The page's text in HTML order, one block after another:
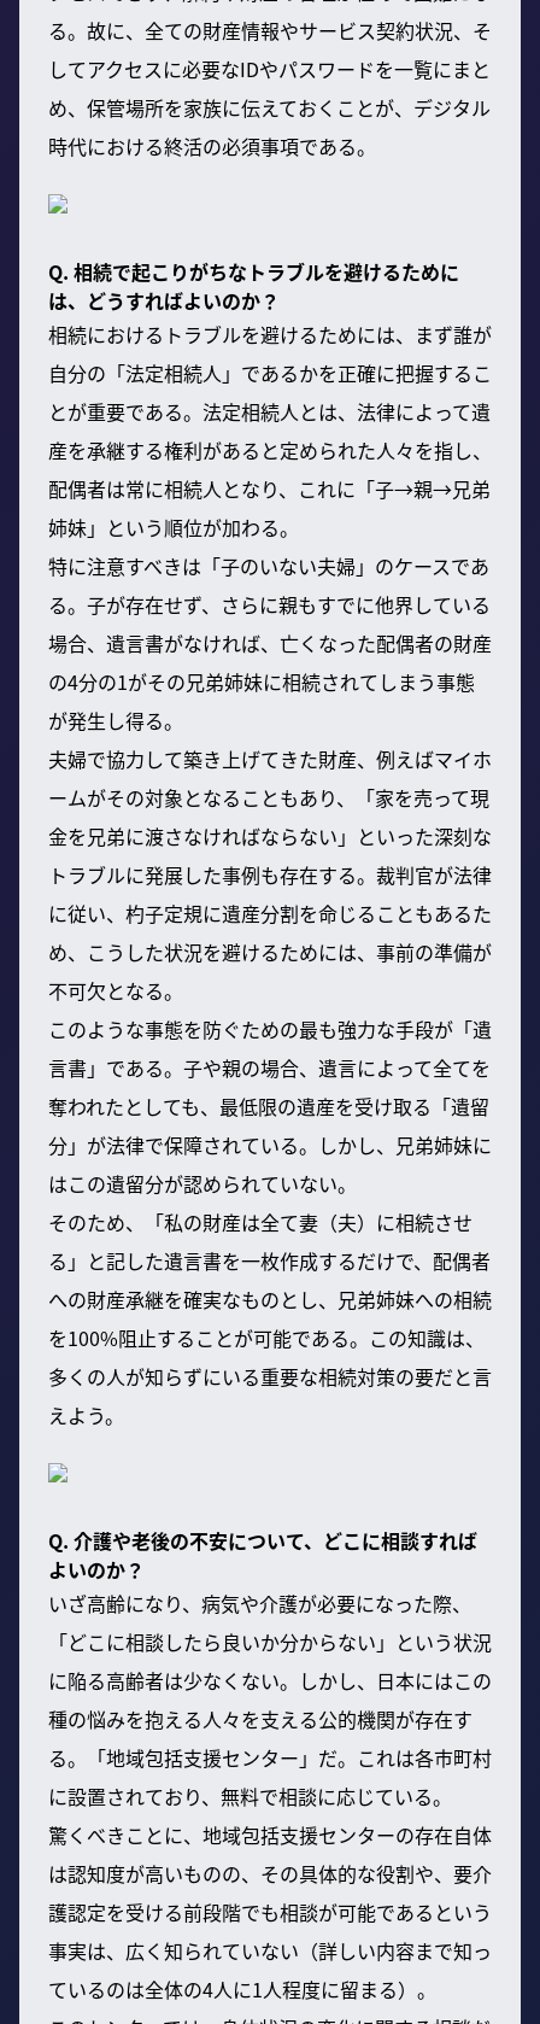
る。故に、全ての財産情報やサービス契約状況、そ
してアクセスに必要なIDやパスワードを一覧にまと
め、保管場所を家族に伝えておくことが、デジタル
時代における終活の必須事項である。
Q. 相続で起こりがちなトラブルを避けるために
は、どうすればよいのか？
相続におけるトラブルを避けるためには、まず誰が
自分の「法定相続人」であるかを正確に把握するこ
とが重要である。法定相続人とは、法律によって遺
産を承継する権利があると定められた人々を指し、
配偶者は常に相続人となり、これに「子→親→兄弟
姉妹」という順位が加わる。
特に注意すべきは「子のいない夫婦」のケースであ
る。子が存在せず、さらに親もすでに他界している
場合、遺言書がなければ、亡くなった配偶者の財産
の4分の1がその兄弟姉妹に相続されてしまう事態
が発生し得る。
夫婦で協力して築き上げてきた財産、例えばマイホ
ームがその対象となることもあり、「家を売って現
金を兄弟に渡さなければならない」といった深刻な
トラブルに発展した事例も存在する。裁判官が法律
に従い、杓子定規に遺産分割を命じることもあるた
め、こうした状況を避けるためには、事前の準備が
不可欠となる。
このような事態を防ぐための最も強力な手段が「遺
言書」である。子や親の場合、遺言によって全てを
奪われたとしても、最低限の遺産を受け取る「遺留
分」が法律で保障されている。しかし、兄弟姉妹に
はこの遺留分が認められていない。
そのため、「私の財産は全て妻（夫）に相続させ
る」と記した遺言書を一枚作成するだけで、配偶者
への財産承継を確実なものとし、兄弟姉妹への相続
を100%阻止することが可能である。この知識は、
多くの人が知らずにいる重要な相続対策の要だと言
えよう。
Q. 介護や老後の不安について、どこに相談すれば
よいのか？
いざ高齢になり、病気や介護が必要になった際、
「どこに相談したら良いか分からない」という状況
に陥る高齢者は少なくない。しかし、日本にはこの
種の悩みを抱える人々を支える公的機関が存在す
る。「地域包括支援センター」だ。これは各市町村
に設置されており、無料で相談に応じている。
驚くべきことに、地域包括支援センターの存在自体
は認知度が高いものの、その具体的な役割や、要介
護認定を受ける前段階でも相談が可能であるという
事実は、広く知られていない（詳しい内容まで知っ
ているのは全体の4人に1人程度に留まる）。